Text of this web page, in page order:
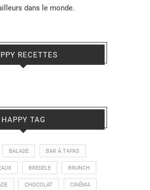
dans le monde.
RECETTES
HAPPY TAG
BALADE BAR À TAPAS
BREDELE BRUNCH
CHOCOLAT CINÉMA